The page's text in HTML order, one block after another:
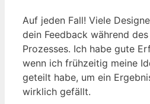
Auf jeden Fall! Viele
dein Feedback während
Prozesses. Ich habe gute
wenn ich frühzeitig meine
geteilt habe, um ein
wirklich gefällt.